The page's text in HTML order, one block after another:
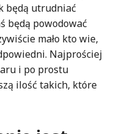
będą utrudniać
będą powodować
mało kto wie,
Najprościej
i po prostu
ilość takich, które